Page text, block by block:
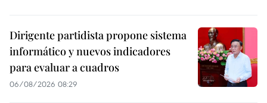
Dirigente partidista propone sistema
informático y nuevos indicadores
para evaluar a cuadros
06/08/2026 08:29